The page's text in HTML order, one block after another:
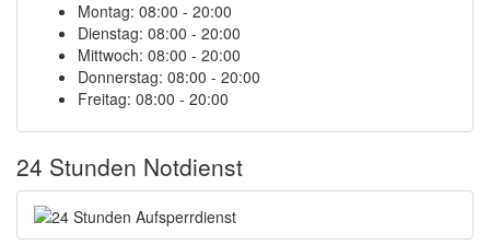
Montag: 08:00 - 20:00
Dienstag: 08:00 - 20:00
Mittwoch: 08:00 - 20:00
Donnerstag: 08:00 - 20:00
Freitag: 08:00 - 20:00
24 Stunden Notdienst